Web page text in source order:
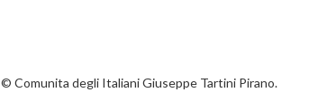
© Comunita degli Italiani Giuseppe Tartini Pirano.